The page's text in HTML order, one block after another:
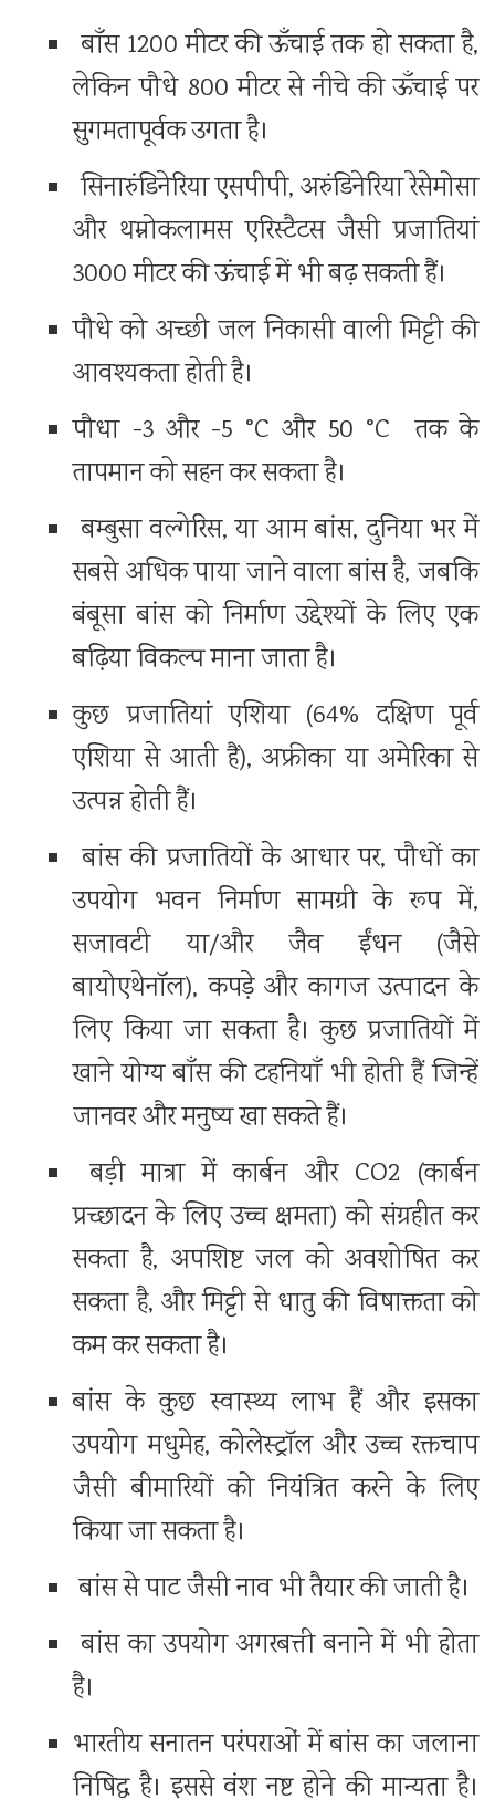
बाँस 1200 मीटर की ऊँचाई तक हो सकता है,
लेकिन पौधे 800 मीटर से नीचे की ऊँचाई पर
सुगमतापूर्वक उगता है।
सिनारुंडिनेरिया एसपीपी, अरुंडिनेरिया रेसेमोसा
और थम्नोकलामस एरिस्टैटस जैसी प्रजातियां
3000 मीटर की ऊंचाई में भी बढ़ सकती हैं।
पौधे को अच्छी जल निकासी वाली मिट्टी की
आवश्यकता होती है।
पौधा -3 और -5 °C और 50 °C तक के
तापमान को सहन कर सकता है।
बम्बुसा वल्गेरिस, या आम बांस, दुनिया भर में
सबसे अधिक पाया जाने वाला बांस है, जबकि
बंबूसा बांस को निर्माण उद्देश्यों के लिए एक
बढ़िया विकल्प माना जाता है।
कुछ प्रजातियां एशिया (64% दक्षिण पूर्व
एशिया से आती हैं), अफ्रीका या अमेरिका से
उत्पन्न होती हैं।
बांस की प्रजातियों के आधार पर, पौधों का
उपयोग भवन निर्माण सामग्री के रूप में,
सजावटी या/और जैव ईंधन (जैसे
बायोएथेनॉल), कपड़े और कागज उत्पादन के
लिए किया जा सकता है। कुछ प्रजातियों में
खाने योग्य बाँस की टहनियाँ भी होती हैं जिन्हें
जानवर और मनुष्य खा सकते हैं।
बड़ी मात्रा में कार्बन और CO2 (कार्बन
प्रच्छादन के लिए उच्च क्षमता) को संग्रहीत कर
सकता है, अपशिष्ट जल को अवशोषित कर
सकता है, और मिट्टी से धातु की विषाक्तता को
कम कर सकता है।
बांस के कुछ स्वास्थ्य लाभ हैं और इसका
उपयोग मधुमेह, कोलेस्ट्रॉल और उच्च रक्तचाप
जैसी बीमारियों को नियंत्रित करने के लिए
किया जा सकता है।
बांस से पाट जैसी नाव भी तैयार की जाती है।
बांस का उपयोग अगरबत्ती बनाने में भी होता
है।
भारतीय सनातन परंपराओं में बांस का जलाना
निषिद्ध है। इससे वंश नष्ट होने की मान्यता है।